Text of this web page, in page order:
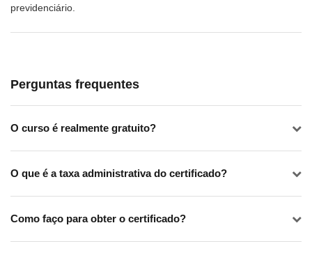
previdenciário.
Perguntas frequentes
O curso é realmente gratuito?
O que é a taxa administrativa do certificado?
Como faço para obter o certificado?